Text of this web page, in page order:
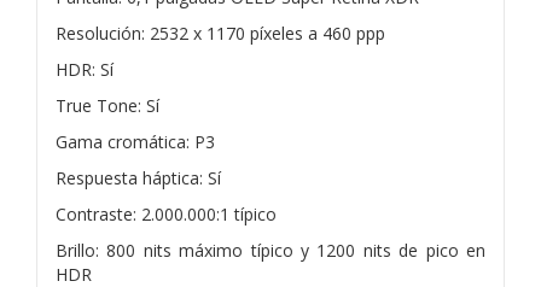
Resolución: 2532 x 1170 píxeles a 460 ppp
HDR: Sí
True Tone: Sí
Gama cromática: P3
Respuesta háptica: Sí
Contraste: 2.000.000:1 típico
Brillo: 800 nits máximo típico y 1200 nits de pico en
HDR